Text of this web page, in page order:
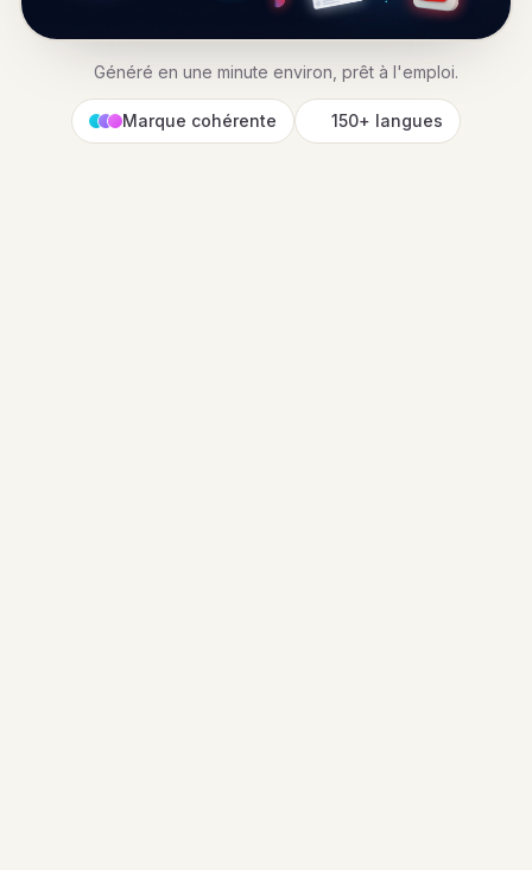
Généré en une minute environ, prêt à l'emploi.
Marque cohérente 150+ langues